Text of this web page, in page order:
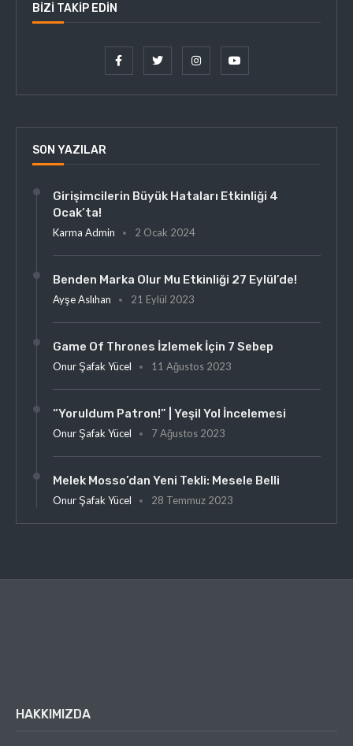
BIZI TAKIP EDIN
SON YAZILAR
Girişimcilerin Büyük Hataları Etkinliği 4
Ocak’ta!
Karma Admin 2 Ocak 2024
Benden Marka Olur Mu Etkinliği 27 Eylül’de!
Ayşe Aslıhan 21 Eylül 2023
Game Of Thrones İzlemek İçin 7 Sebep
Onur Şafak Yücel 11 Ağustos 2023
“Yoruldum Patron!” | Yeşil Yol İncelemesi
Onur Şafak Yücel 7 Ağustos 2023
Melek Mosso’dan Yeni Tekli: Mesele Belli
Onur Şafak Yücel 28 Temmuz 2023
HAKKIMIZDA